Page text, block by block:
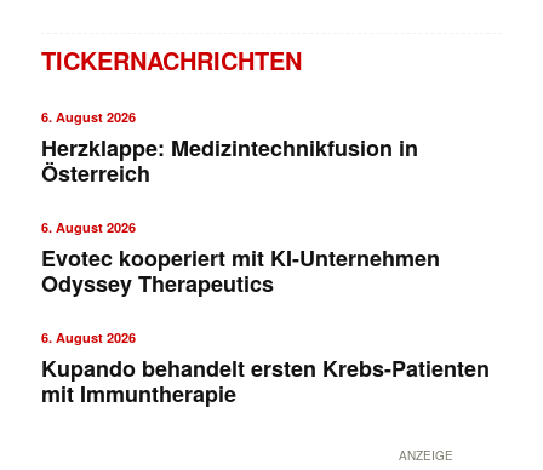
TICKERNACHRICHTEN
6. August 2026
Herzklappe: Medizintechnikfusion in
Österreich
6. August 2026
Evotec kooperiert mit KI-Unternehmen
Odyssey Therapeutics
6. August 2026
Kupando behandelt ersten Krebs-Patienten
mit Immuntherapie
ANZEIGE